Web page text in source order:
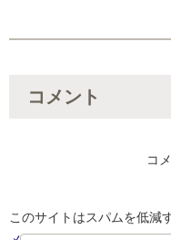
コメント
コ
このサイトはスパムを低減